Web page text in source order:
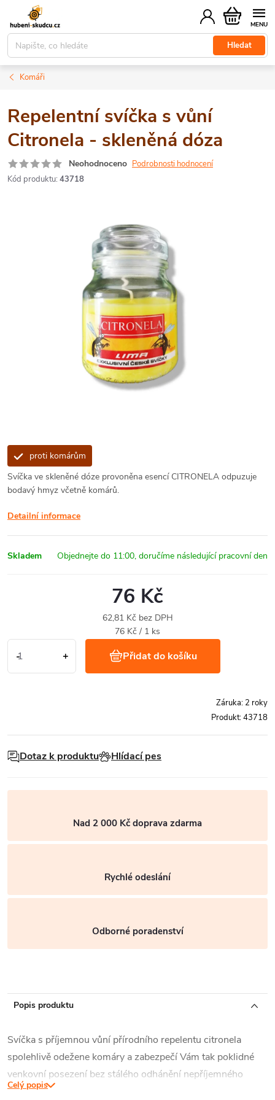
obsah
Hledat
Nákupní
košík
Komáři
Repelentní svíčka s vůní
Citronela - skleněná dóza
Neohodnoceno Podrobnosti hodnocení
Kód produktu: 43718
proti komárům
Svíčka ve skleněné dóze provoněna esencí CITRONELA odpuzuje
bodavý hmyz včetně komárů.
Detailní informace
Skladem
76 Kč
62,81 Kč bez DPH
Měrná
76 Kč / 1 ks
Přidat do košíku
Záruka: 2 roky
Produkt:43718
Dotaz k produktu Hlídací pes
Nad 2 000 Kč doprava zdarma
Rychlé odeslání
Odborné poradenství
Popis produktu
Svíčka s příjemnou vůní přírodního repelentu citronela
spolehlivě odežene komáry a zabezpečí Vám tak poklidné
venkovní posezení bez stálého odhánění nepříjemného
hmyzu.
Celý popis